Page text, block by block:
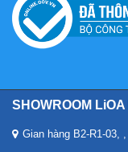
SHOWROOM
Gian hàng B2-R1-03,